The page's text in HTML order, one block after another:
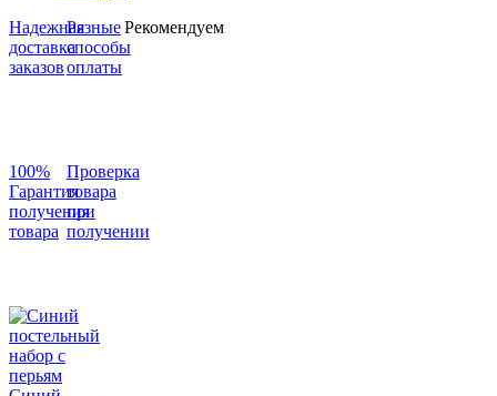
Надежная
доставка
заказов
Разные
способы
оплаты
100%
Гарантия
получения
товара
Проверка
товара
при
получении
Рекомендуем